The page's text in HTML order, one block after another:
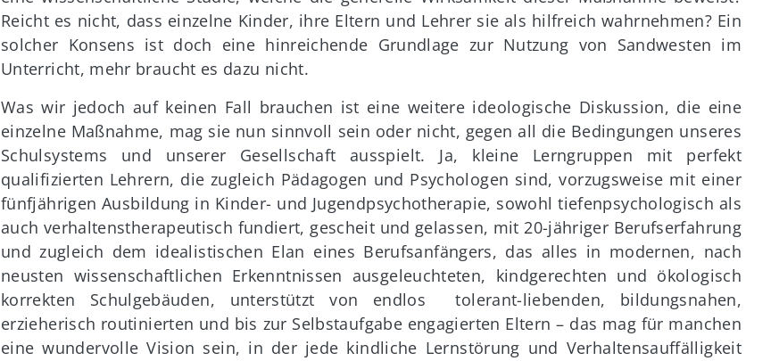
Reicht es nicht, dass einzelne Kinder, ihre Eltern und Lehrer sie als hilfreich wahrnehmen? Ein
solcher Konsens ist doch eine hinreichende Grundlage zur Nutzung von Sandwesten im
Unterricht, mehr braucht es dazu nicht.
Was wir jedoch auf keinen Fall brauchen ist eine weitere ideologische Diskussion, die eine
einzelne Maßnahme, mag sie nun sinnvoll sein oder nicht, gegen all die Bedingungen unseres
Schulsystems und unserer Gesellschaft ausspielt. Ja, kleine Lerngruppen mit perfekt
qualifizierten Lehrern, die zugleich Pädagogen und Psychologen sind, vorzugsweise mit einer
fünfjährigen Ausbildung in Kinder- und Jugendpsychotherapie, sowohl tiefenpsychologisch als
auch verhaltenstherapeutisch fundiert, gescheit und gelassen, mit 20-jähriger Berufserfahrung
und zugleich dem idealistischen Elan eines Berufsanfängers, das alles in modernen, nach
neusten wissenschaftlichen Erkenntnissen ausgeleuchteten, kindgerechten und ökologisch
korrekten Schulgebäuden, unterstützt von endlos tolerant-liebenden, bildungsnahen,
erzieherisch routinierten und bis zur Selbstaufgabe engagierten Eltern – das mag für manchen
eine wundervolle Vision sein, in der jede kindliche Lernstörung und Verhaltensauffälligkeit